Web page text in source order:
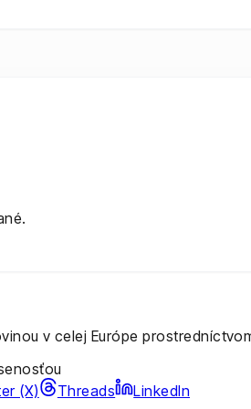
v celej Európe
(X) Threads LinkedIn